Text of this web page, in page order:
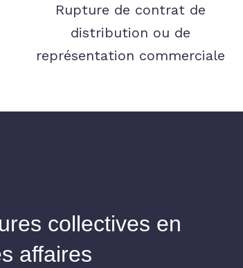
Rupture de contrat de
distribution ou de
représentation commerciale
collectives en
affaires